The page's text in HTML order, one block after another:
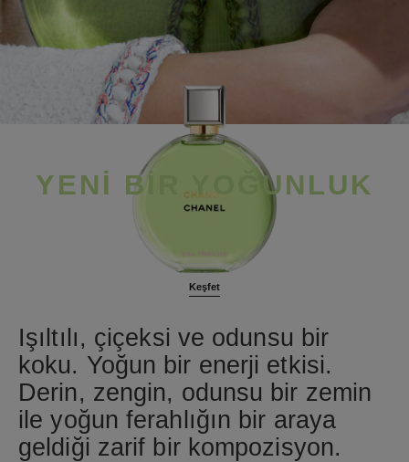
YENI BIR YOĞUNLUK
Keşfet
Işıltılı, çiçeksi ve odunsu bir
koku. Yoğun bir enerji etkisi.
Derin, zengin, odunsu bir zemin
ile yoğun ferahlığın bir araya
geldiği zarif bir kompozisyon.